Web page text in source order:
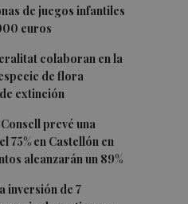
de juegos infantiles
euros
colaboran en la
de flora
extinción
prevé una
75% en Castellón en
alcanzarán un 89%
inversión de 7